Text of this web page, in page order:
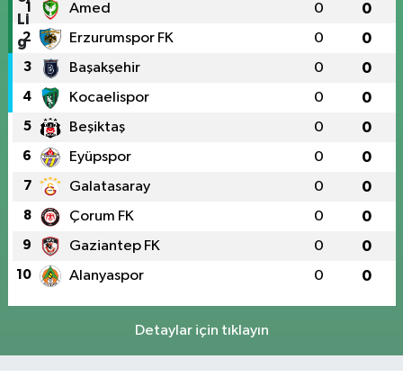
1 Amed 0 0
2 Erzurumspor FK 0 0
3 Başakşehir 0 0
4 Kocaelispor 0 0
5 Beşiktaş 0 0
6 Eyüpspor 0 0
7 Galatasaray 0 0
8 Çorum FK 0 0
9 Gaziantep FK 0 0
10 Alanyaspor 0 0
Detaylar için tıklayın